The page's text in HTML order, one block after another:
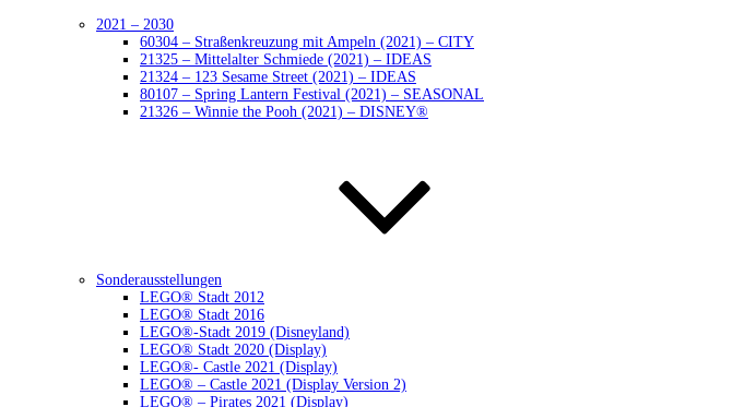
2021 – 2030
60304 – Straßenkreuzung mit Ampeln (2021) – CITY
21325 – Mittelalter Schmiede (2021) – IDEAS
21324 – 123 Sesame Street (2021) – IDEAS
80107 – Spring Lantern Festival (2021) – SEASONAL
21326 – Winnie the Pooh (2021) – DISNEY®
Sonderausstellungen
LEGO® Stadt 2012
LEGO® Stadt 2016
LEGO®-Stadt 2019 (Disneyland)
LEGO® Stadt 2020 (Display)
LEGO®- Castle 2021 (Display)
LEGO® – Castle 2021 (Display Version 2)
LEGO® – Pirates 2021 (Display)